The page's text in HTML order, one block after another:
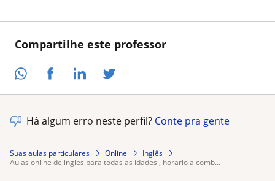
Compartilhe este professor
Há algum erro neste perfil? Conte pra gente
Suas aulas particulares Online
Inglês
aulas online de ingles para todas as idades , horario a comb...